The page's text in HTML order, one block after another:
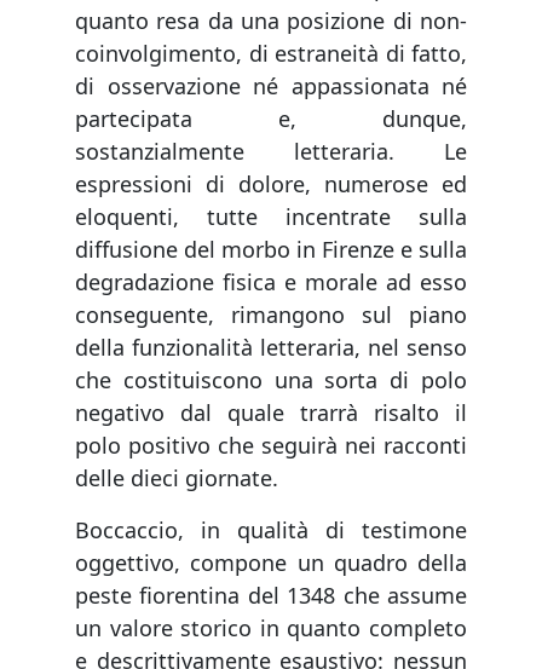
quanto resa da una posizione di non-
coinvolgimento, di estraneità di fatto,
di osservazione né appassionata né
partecipata e, dunque,
sostanzialmente letteraria. Le
espressioni di dolore, numerose ed
eloquenti, tutte incentrate sulla
diffusione del morbo in Firenze e sulla
degradazione fisica e morale ad esso
conseguente, rimangono sul piano
della funzionalità letteraria, nel senso
che costituiscono una sorta di polo
negativo dal quale trarrà risalto il
polo positivo che seguirà nei racconti
delle dieci giornate.
Boccaccio, in qualità di testimone
oggettivo, compone un quadro della
peste fiorentina del 1348 che assume
un valore storico in quanto completo
e descrittivamente esaustivo: nessun